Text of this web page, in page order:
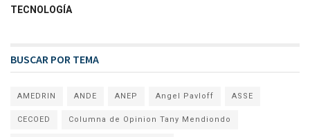
TECNOLOGÍA
BUSCAR POR TEMA
AMEDRIN ANDE ANEP Angel Pavloff ASSE
CECOED Columna de Opinion Tany Mendiondo